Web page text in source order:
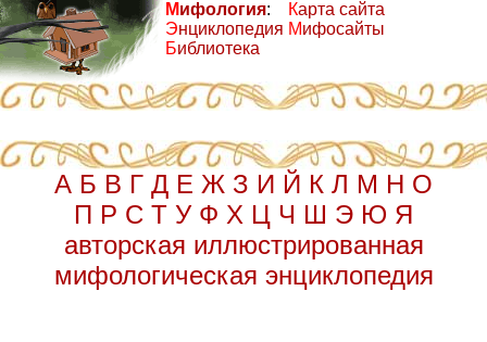
Мифология:
Энциклопедия
Библиотека
Карта сайта
Мифосайты
А Б В Г Д Е Ж З И Й К Л М Н О
П Р С Т У Ф Х Ц Ч Ш Э Ю Я
авторская иллюстрированная
мифологическая энциклопедия